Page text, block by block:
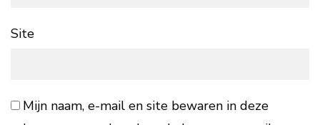
Site
Mijn naam, e-mail en site bewaren in deze